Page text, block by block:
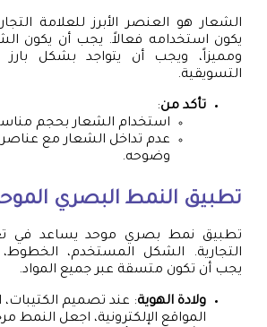
الشعار هو العنصر الأبرز للعلامة
يكون استخدامه فعالاً. يجب أن يكون
ومميزاً، ويجب أن يتواجد بشكل بارز
التسويقية.
تأكد من:
استخدام الشعار بحجم
عدم تداخل الشعار مع عناصر
وضوحه.
تطبيق النمط البصري
تطبيق نمط بصري موحد يساعد في
التجارية. الشكل المستخدم، الخطوط،
يجب أن تكون متسقة عبر جميع المواد.
ولادة الهوية: عند تصميم الكتيبات،
المواقع الإلكترونية، اجعل النمط